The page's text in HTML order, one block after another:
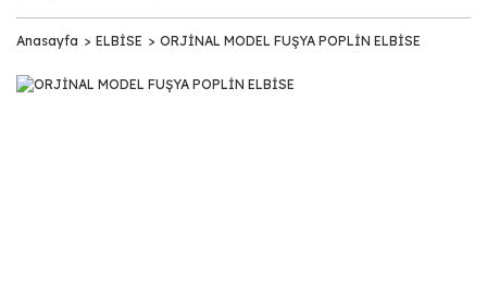
Anasayfa ELBİSE ORJİNAL MODEL FUŞYA POPLİN ELBİSE